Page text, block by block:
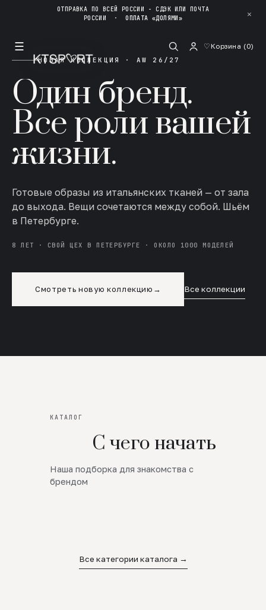
ОТПРАВКА ПО ВСЕЙ РОССИИ - СДЭК ИЛИ ПОЧТА
РОССИИ ·ОПЛАТА «ДОЛЯМИ» ✕
☰ ♡Корзина (0)
НОВАЯ КОЛЛЕКЦИЯ · AW 26/27
Один бренд.
Все роли вашей
жизни.
Готовые образы из итальянских тканей — от зала
до выхода. Вещи сочетаются между собой. Шьём
в Петербурге.
8 ЛЕТ · СВОЙ ЦЕХ В ПЕТЕРБУРГЕ · ОКОЛО 1000 МОДЕЛЕЙ
Смотреть новую коллекцию → Все коллекции
КАТАЛОГ
С чего начать
Наша подборка для знакомства с
брендом
Новинки
SALE
Все категории каталога →